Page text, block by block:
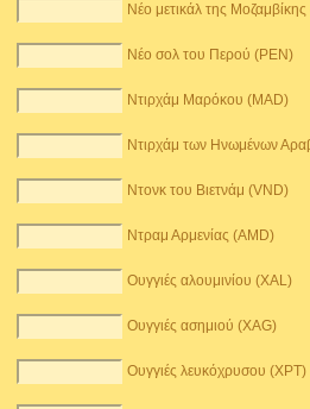
Νέο μετικάλ της
Νέο σολ του Περού (PEN)
Ντιρχάμ Μαρόκου (MAD)
Ντιρχάμ των Ηνωμένων
Ντονκ του Βιετνάμ (VND)
Ντραμ Αρμενίας (AMD)
Ουγγιές αλουμινίου (XAL)
Ουγγιές ασημιού (XAG)
Ουγγιές λευκόχρυσου (XPT)